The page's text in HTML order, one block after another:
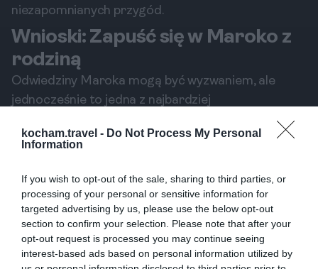
kocham.travel - Do Not Process My Personal
Information
If you wish to opt-out of the sale, sharing to third parties, or
processing of your personal or sensitive information for
targeted advertising by us, please use the below opt-out
section to confirm your selection. Please note that after your
opt-out request is processed you may continue seeing
interest-based ads based on personal information utilized by
niezapomnianych przygód.
Wnioski: Zapuść się w Maroko z
rodziną
Odwiedziny Maroka mogą być wyzwaniem, ale
jednocześnie to jedna z najbardziej
satysfakcjonujących decyzji, jakie możesz podjąć z
rodziną. Zróżnicowane kultury, niesamowite
sprawiają, że podróż w tym kraju staje się
niezapomnianą przygodą. Kluczem do udanych
wakacji jest dobre przygotowanie, a także
gotowość na spędzenie nieco więcej czasu w
drodze. Dzięki dobremu planowaniu i powolnemu